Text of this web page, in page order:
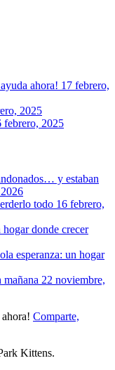
ahora! 17 febrero,
2025
febrero, 2025
y estaban
todo 16 febrero,
donde crecer
esperanza: un hogar
mañana 22 noviembre,
Comparte,
Kittens.